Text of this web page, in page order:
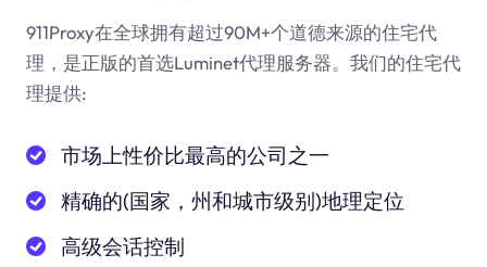
911Proxy在全球拥有超过90M+个道德来源的住宅代
理，是正版的首选Luminet代理服务器。我们的住宅代
理提供:
市场上性价比最高的公司之一
精确的(国家，州和城市级别)地理定位
高级会话控制